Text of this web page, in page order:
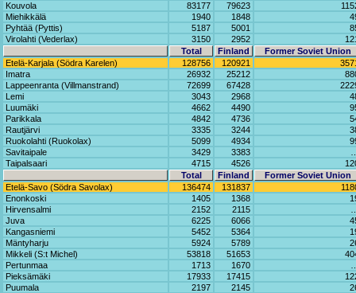
Kouvola
83177 79623
Miehikkälä
1940 1848
Pyhtää (Pyttis)
5187 5001
Virolahti (Vederlax)
3150 2952
Total
Finland
Former Soviet Union
Etelä-Karjala (Södra Karelen)
128756 120921
Imatra
26932 25212
Lappeenranta (Villmanstrand)
72699 67428
Lemi
3043 2968
Luumäki
4662 4490
Parikkala
4842 4736
Rautjärvi
3335 3244
Ruokolahti (Ruokolax)
5099 4934
Savitaipale
3429 3383
Taipalsaari
4715 4526
Total
Finland
Former Soviet Union
Etelä-Savo (Södra Savolax)
136474 131837
Enonkoski
1405 1368
Hirvensalmi
2152 2115
Juva
6225 6066
Kangasniemi
5452 5364
Mäntyharju
5924 5789
Mikkeli (S:t Michel)
53818 51653
Pertunmaa
1713 1670
Pieksämäki
17933 17415
Puumala
2197 2145